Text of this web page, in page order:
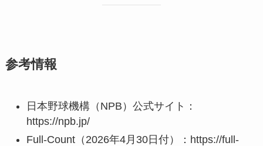
参考情報
日本野球機構（NPB）公式サイト：
https://npb.jp/
Full-Count（2026年4月30日付）：https://full-